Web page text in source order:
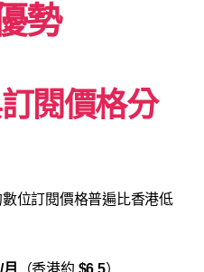
勢
閱價格分
位訂閱價格普遍比香港低
（香港約 $6.5）